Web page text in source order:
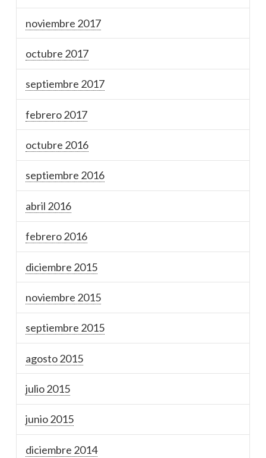
noviembre 2017
octubre 2017
septiembre 2017
febrero 2017
octubre 2016
septiembre 2016
abril 2016
febrero 2016
diciembre 2015
noviembre 2015
septiembre 2015
agosto 2015
julio 2015
junio 2015
diciembre 2014